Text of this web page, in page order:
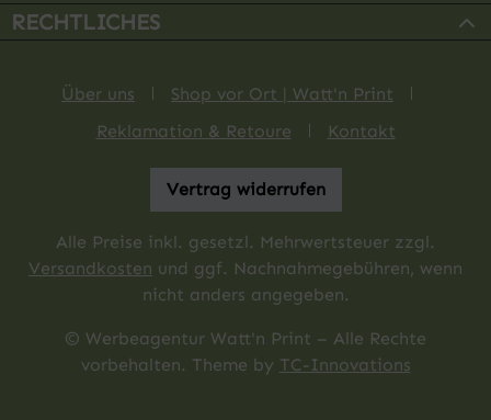
RECHTLICHES
Über uns
Shop vor Ort | Watt'n Print
Reklamation & Retoure
Kontakt
Vertrag widerrufen
Alle Preise inkl. gesetzl. Mehrwertsteuer zzgl.
Versandkosten und ggf. Nachnahmegebühren, wenn
nicht anders angegeben.
© Werbeagentur Watt'n Print – Alle Rechte
vorbehalten. Theme by TC-Innovations